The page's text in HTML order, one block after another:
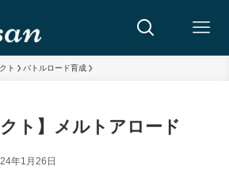
ト バトルロード育成
クト】メルトアロード
年1月26日